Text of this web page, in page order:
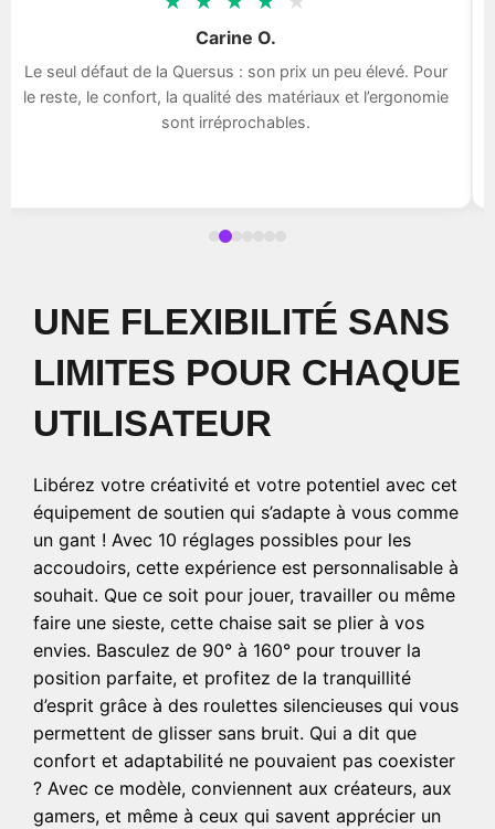
Carine O.
Le seul défaut de la Quersus : son prix un peu élevé. Pour
le reste, le confort, la qualité des matériaux et l’ergonomie
sont irréprochables.
UNE FLEXIBILITÉ SANS
LIMITES POUR CHAQUE
UTILISATEUR
Libérez votre créativité et votre potentiel avec cet
équipement de soutien qui s’adapte à vous comme
un gant ! Avec 10 réglages possibles pour les
accoudoirs, cette expérience est personnalisable à
souhait. Que ce soit pour jouer, travailler ou même
faire une sieste, cette chaise sait se plier à vos
envies. Basculez de 90° à 160° pour trouver la
position parfaite, et profitez de la tranquillité
d’esprit grâce à des roulettes silencieuses qui vous
permettent de glisser sans bruit. Qui a dit que
confort et adaptabilité ne pouvaient pas coexister
? Avec ce modèle, conviennent aux créateurs, aux
gamers, et même à ceux qui savent apprécier un